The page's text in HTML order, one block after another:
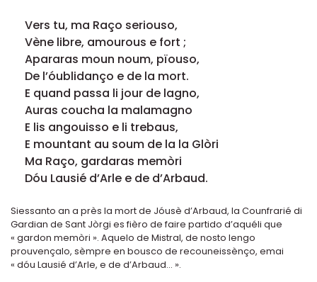
Vers tu, ma Raço seriouso,
Vène libre, amourous e fort ;
Apararas moun noum, pïouso,
De l’óublidanço e de la mort.
E quand passa li jour de lagno,
Auras coucha la malamagno
E lis angouisso e li trebaus,
E mountant au soum de la la Glòri
Ma Raço, gardaras memòri
Dóu Lausié d’Arle e de d’Arbaud.
Siessanto an a près la mort de Jóusè d’Arbaud, la Counfrarié di
Gardian de Sant Jòrgi es fièro de faire partido d’aquéli que
« gardon memòri ». Aquelo de Mistral, de nosto lengo
prouvençalo, sèmpre en bousco de recouneissènço, emai
« dóu Lausié d’Arle, e de d’Arbaud… ».